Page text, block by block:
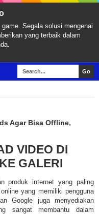
Segala solusi mengenai
yang terbaik dalam
Agar Bisa Offline,
VIDEO DI
GALERI
produk internet yang paling
yang memiliki pengguna
Google juga menyediakan
sangat membantu dalam